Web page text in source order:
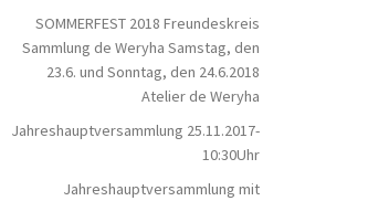
SOMMERFEST 2018 Freundeskreis
Sammlung de Weryha Samstag, den
23.6. und Sonntag, den 24.6.2018
Atelier de Weryha
Jahreshauptversammlung 25.11.2017-
10:30Uhr
Jahreshauptversammlung mit